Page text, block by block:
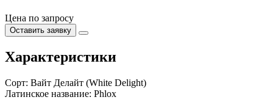
Цена по запросу
Оставить заявку
Характеристики
Сорт: Вайт Делайт (White Delight)
Латинское название: Phlox